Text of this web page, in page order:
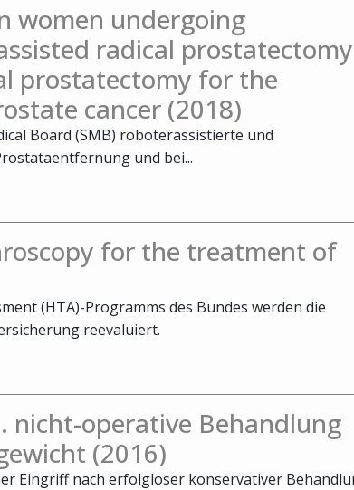
women undergoing
radical prostatectomy
prostatectomy for the
cancer (2018)
Board (SMB) roboterassistierte und
und bei...
for the treatment of
(HTA)-Programms des Bundes werden die
reevaluiert.
nicht-operative Behandlung
(2016)
Eingriff nach erfolgloser konservativer